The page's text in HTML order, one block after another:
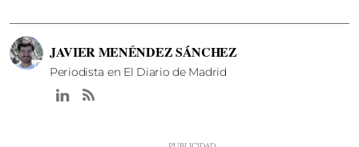
JAVIER MENÉNDEZ SÁNCHEZ
Periodista en El Diario de Madrid